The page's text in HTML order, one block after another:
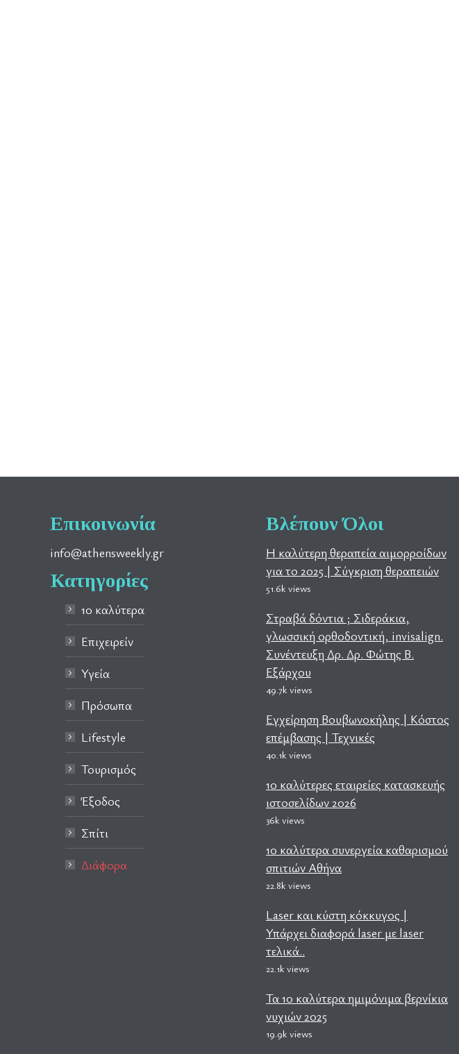
Επικοινωνία
info@athensweekly.gr
Κατηγορίες
10 καλύτερα
Επιχειρείν
Υγεία
Πρόσωπα
Lifestyle
Τουρισμός
Έξοδος
Σπίτι
Διάφορα
Βλέπουν Όλοι
Η καλύτερη θεραπεία αιμορροίδων
για το 2025 | Σύγκριση θεραπειών
51.6k views
Στραβά δόντια ; Σιδεράκια,
γλωσσική ορθοδοντική, invisalign.
Συνέντευξη Δρ. Δρ. Φώτης Β.
Εξάρχου
49.7k views
Εγχείρηση Βουβωνοκήλης | Κόστος
επέμβασης | Τεχνικές
40.1k views
10 καλύτερες εταιρείες κατασκευής
ιστοσελίδων 2026
36k views
10 καλύτερα συνεργεία καθαρισμού
σπιτιών Αθήνα
22.8k views
Laser και κύστη κόκκυγος |
Υπάρχει διαφορά laser με laser
τελικά..
22.1k views
Τα 10 καλύτερα ημιμόνιμα βερνίκια
νυχιών 2025
19.9k views